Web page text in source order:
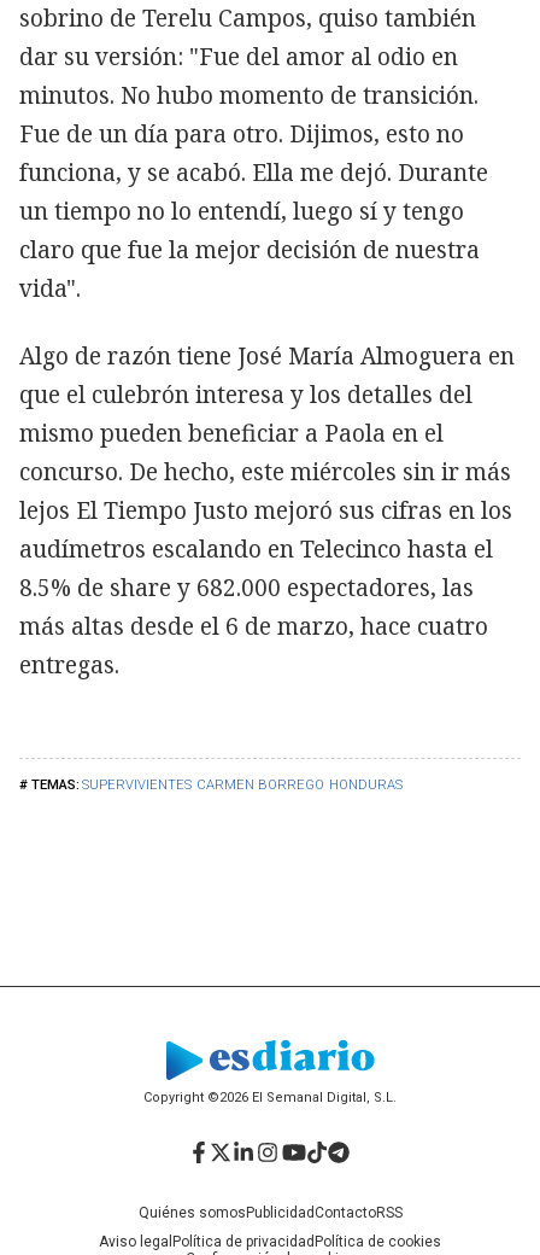
SUPERVIVIENTES CARMEN BORREGO HONDURAS
sobrino de Terelu Campos, quiso también
dar su versión: "Fue del amor al odio en
minutos. No hubo momento de transición.
Fue de un día para otro. Dijimos, esto no
funciona, y se acabó. Ella me dejó. Durante
un tiempo no lo entendí, luego sí y tengo
claro que fue la mejor decisión de nuestra
vida".
Algo de razón tiene José María Almoguera en
que el culebrón interesa y los detalles del
mismo pueden beneficiar a Paola en el
concurso. De hecho, este miércoles sin ir más
lejos El Tiempo Justo mejoró sus cifras en los
audímetros escalando en Telecinco hasta el
8.5% de share y 682.000 espectadores, las
más altas desde el 6 de marzo, hace cuatro
entregas.
Copyright ©2026 El Semanal Digital, S.L.
Quiénes somos PublicidadContactoRSS
Aviso legal Política de privacidad Política de cookies
Facebook
Twitter
LinkedIn
Instagram
YouTube
TikTok
Telegram